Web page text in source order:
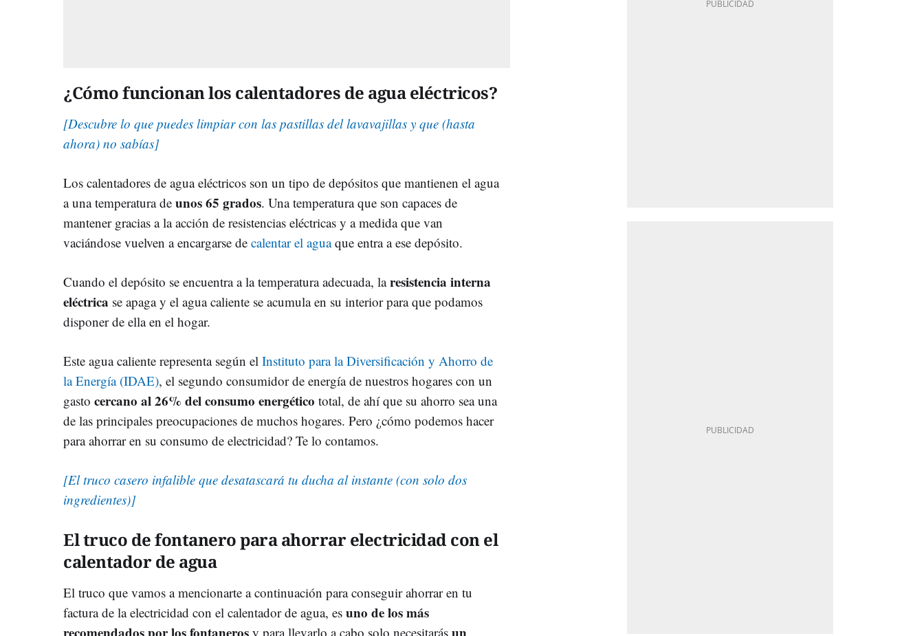
¿Cómo funcionan los calentadores de agua eléctricos?
[Descubre lo que puedes limpiar con las pastillas del lavavajillas y que (hasta
ahora) no sabías]
Los calentadores de agua eléctricos son un tipo de depósitos que mantienen el agua
a una temperatura de unos 65 grados. Una temperatura que son capaces de
mantener gracias a la acción de resistencias eléctricas y a medida que van
vaciándose vuelven a encargarse de calentar el aguaque entra a ese depósito.
Cuando el depósito se encuentra a la temperatura adecuada, laresistencia interna
eléctrica se apaga y el agua caliente se acumula en su interior para que podamos
disponer de ella en el hogar.
Este agua caliente representa según el Instituto para la Diversificación y Ahorro de
la Energía (IDAE), el segundo consumidor de energía de nuestros hogares con un
gasto cercano al 26% del consumo energético total, de ahí que su ahorro sea una
de las principales preocupaciones de muchos hogares. Pero ¿cómo podemos hacer
para ahorrar en su consumo de electricidad? Te lo contamos.
[El truco casero infalible que desatascará tu ducha al instante (con solo dos
ingredientes)]
El truco de fontanero para ahorrar electricidad con el
calentador de agua
El truco que vamos a mencionarte a continuación para conseguir ahorrar en tu
factura de la electricidad con el calentador de agua, es uno de los más
recomendados por los fontaneros y para llevarlo a cabo solo necesitarás un